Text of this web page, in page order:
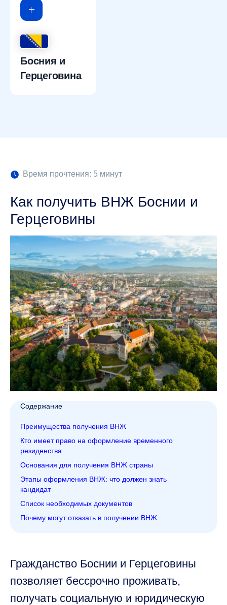
Босния и
Герцеговина
Время прочтения: 5 минут
Как получить ВНЖ Боснии и
Герцеговины
Содержание
Преимущества получения ВНЖ
Кто имеет право на оформление временного
резиденства
Основания для получения ВНЖ страны
Этапы оформления ВНЖ: что должен знать
кандидат
Список необходимых документов
Почему могут отказать в получении ВНЖ
Гражданство Боснии и Герцеговины
позволяет бессрочно проживать,
получать социальную и юридическую